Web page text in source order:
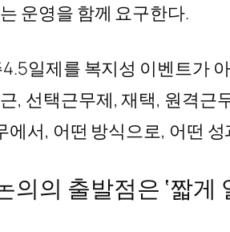
운영을 함께 요구한다.
일제를 복지성 이벤트가
, 선택근무제, 재택, 원격근
에서, 어떤 방식으로, 어떤
의의 출발점은 ‘짧게